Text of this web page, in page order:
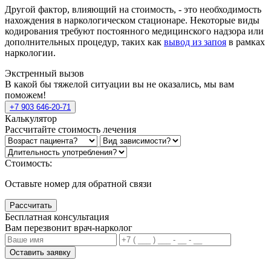
Другой фактор, влияющий на стоимость, - это необходимость
нахождения в наркологическом стационаре. Некоторые виды
кодирования требуют постоянного медицинского надзора или
дополнительных процедур, таких как вывод из запоя в рамках
наркологии.
Экстренный вызов
В какой бы тяжелой ситуации вы не оказались, мы вам
поможем!
+7 903 646-20-71
Калькулятор
Рассчитайте стоимость лечения
Стоимость:
Оставьте номер для обратной связи
Рассчитать
Бесплатная консультация
Вам перезвонит врач-нарколог
Оставить заявку